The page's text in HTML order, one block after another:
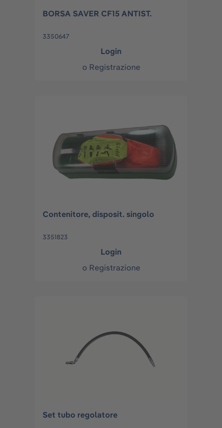
BORSA SAVER CF15 ANTIST.
3350647
Login
o Registrazione
Contenitore, disposit. singolo
3351823
Login
o Registrazione
Set tubo regolatore